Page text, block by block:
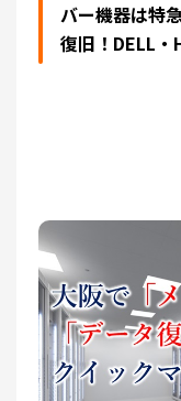
バー機器は特
復旧！DELL・